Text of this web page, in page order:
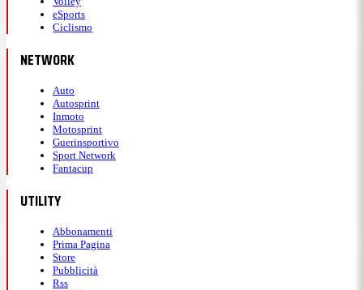
eSports
Ciclismo
NETWORK
Auto
Autosprint
Inmoto
Motosprint
Guerinsportivo
Sport Network
Fantacup
UTILITY
Abbonamenti
Prima Pagina
Store
Pubblicità
Rss